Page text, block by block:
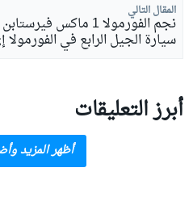
المقال التالي
نجم الفورمولا 1
سيارة الجيل الرابع في الفورمولا
أبرز التعليقات
أظهر المزيد